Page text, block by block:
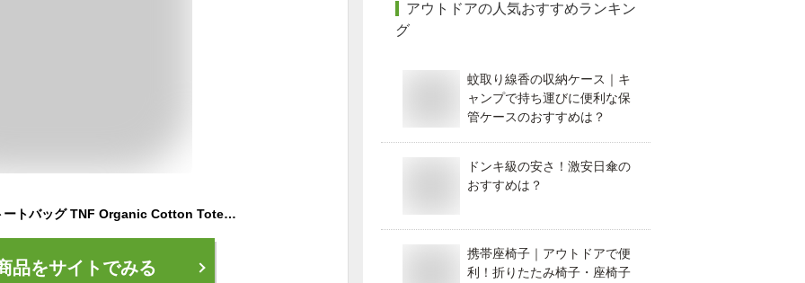
[ザノースフェイス] トートバッグ TNF Organic Cotton Tote TNFオーガニックコットントート NM81971 ナチュラル/ジンクグレー
品をサイトでみる
アウトドアの人気おすすめランキン
グ
蚊取り線香の収納ケース｜キ
ャンプで持ち運びに便利な保
管ケースのおすすめは？
ドンキ級の安さ！激安日傘の
おすすめは？
携帯座椅子｜アウトドアで便
利！折りたたみ椅子・座椅子